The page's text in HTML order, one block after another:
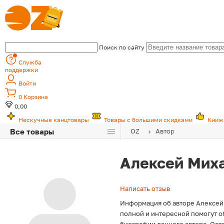
Поиск по сайту
Служба
поддержки
Войти
0 Корзина
0,00
Нескучные канцтовары
Товары с большими скидками
Все товары OZ Автор
Алексей
Написать отзыв
Информация об авторе
полной и интересной помогут